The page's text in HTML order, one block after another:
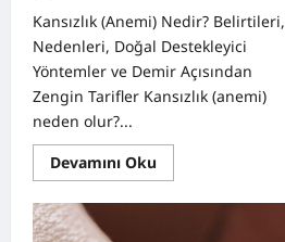
Kansızlık (Anemi) Nedir? Belirtileri,
Nedenleri, Doğal Destekleyici
Yöntemler ve Demir Açısından
Zengin Tarifler Kansızlık (anemi)
neden olur?...
Devamını Oku
more
Kansızlık